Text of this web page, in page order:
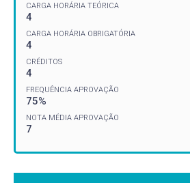
CARGA HORÁRIA TEÓRICA
4
CARGA HORÁRIA OBRIGATÓRIA
4
CRÉDITOS
4
FREQUÊNCIA APROVAÇÃO
75%
NOTA MÉDIA APROVAÇÃO
7